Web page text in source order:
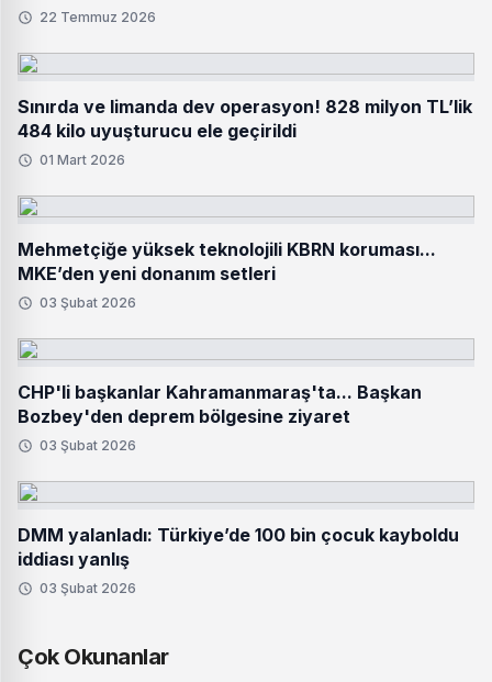
22 Temmuz 2026
Sınırda ve limanda dev operasyon! 828 milyon TL’lik
484 kilo uyuşturucu ele geçirildi
01 Mart 2026
Mehmetçiğe yüksek teknolojili KBRN koruması...
MKE’den yeni donanım setleri
03 Şubat 2026
CHP'li başkanlar Kahramanmaraş'ta... Başkan
Bozbey'den deprem bölgesine ziyaret
03 Şubat 2026
DMM yalanladı: Türkiye’de 100 bin çocuk kayboldu
iddiası yanlış
03 Şubat 2026
Çok Okunanlar